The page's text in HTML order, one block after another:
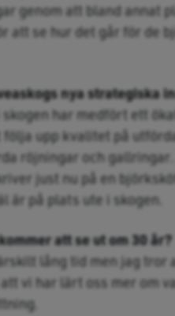
genom att bland annat
att se hur det går för de
nya strategiska
har medfört ett
upp kvalitet på
röjningar och
just nu på en
är på plats ute i skogen.
att se ut om 30 år?
lång tid men jag
vi har lärt oss mer om